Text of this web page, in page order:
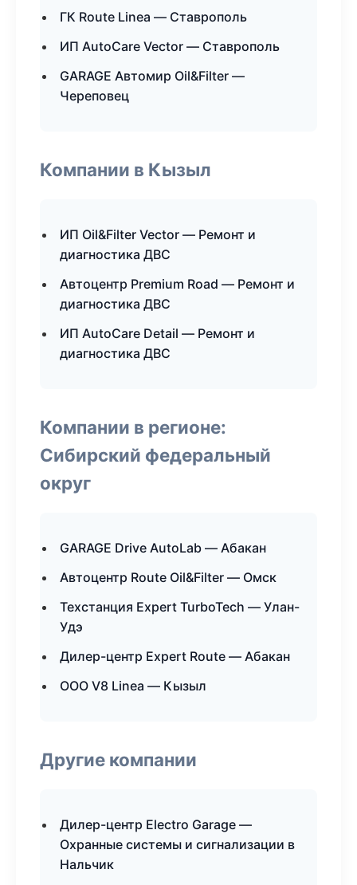
ГК Route Linea — Ставрополь
ИП AutoCare Vector — Ставрополь
GARAGE Автомир Oil&Filter —
Череповец
Компании в Кызыл
ИП Oil&Filter Vector — Ремонт и
диагностика ДВС
Автоцентр Premium Road — Ремонт и
диагностика ДВС
ИП AutoCare Detail — Ремонт и
диагностика ДВС
Компании в регионе:
Сибирский федеральный
округ
GARAGE Drive AutoLab — Абакан
Автоцентр Route Oil&Filter — Омск
Техстанция Expert TurboTech — Улан-
Удэ
Дилер-центр Expert Route — Абакан
ООО V8 Linea — Кызыл
Другие компании
Дилер-центр Electro Garage —
Охранные системы и сигнализации в
Нальчик